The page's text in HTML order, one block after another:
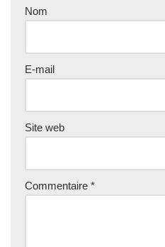
Nom
E-mail
Site web
Commentaire *